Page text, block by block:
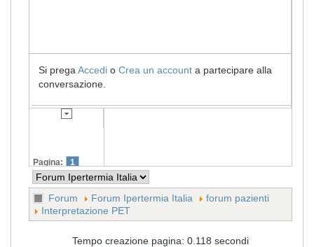
Si prega Accedi o Crea un account a partecipare alla
conversazione.
Pagina: 1
Forum Forum Ipertermia Italia
forum pazienti
Interpretazione PET
Tempo creazione pagina: 0.118 secondi